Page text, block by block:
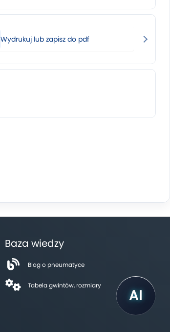
Wydrukuj lub zapisz do pdf
Baza wiedzy
Blog o pneumatyce
Tabela gwintów, rozmiary